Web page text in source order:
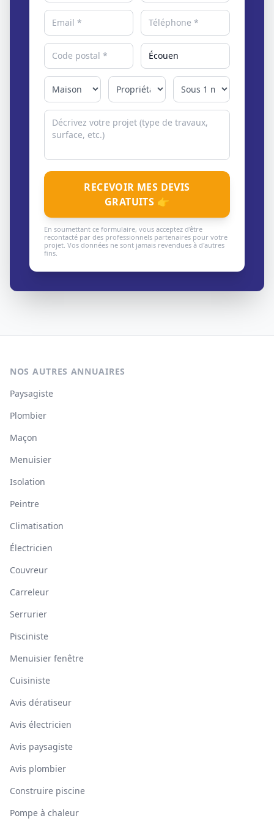
RECEVOIR MES DEVIS
GRATUITS 👉
En soumettant ce formulaire, vous acceptez d'être
recontacté par des professionnels partenaires pour votre
projet. Vos données ne sont jamais revendues à d'autres
fins.
NOS AUTRES ANNUAIRES
Paysagiste
Plombier
Maçon
Menuisier
Isolation
Peintre
Climatisation
Électricien
Couvreur
Carreleur
Serrurier
Pisciniste
Menuisier fenêtre
Cuisiniste
Avis dératiseur
Avis électricien
Avis paysagiste
Avis plombier
Construire piscine
Pompe à chaleur